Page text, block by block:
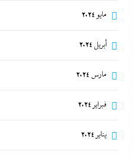
مايو 2024
أبريل 2024
مارس 2024
فبراير 2024
يناير 2024